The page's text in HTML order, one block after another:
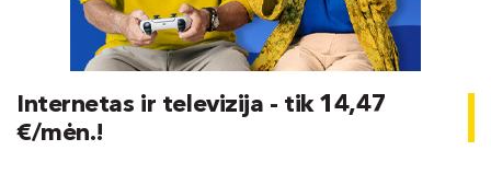
Internetas ir televizija - tik 14,47
€/mėn.!